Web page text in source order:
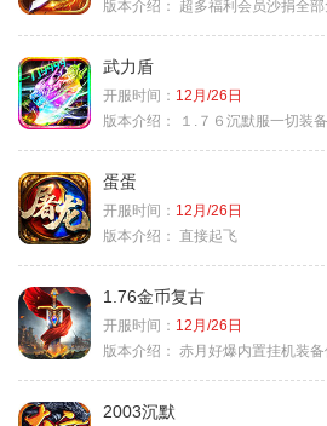
版本介绍：
超多福利会员沙捐全
武力盾
开服时间： 12月/26日
版本介绍：
１.７６沉默服一切装
蛋蛋
开服时间： 12月/26日
版本介绍： 直接起飞
1.76金币复古
开服时间： 12月/26日
版本介绍： 赤月好爆内置挂机装
2003沉默